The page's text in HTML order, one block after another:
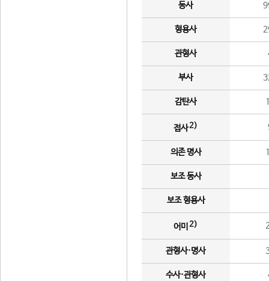
동사
형용사
관형사
부사
감탄사
접사2)
의존 명사
보조 동사
보조 형용사
어미 2)
관형사·명사
수사·관형사